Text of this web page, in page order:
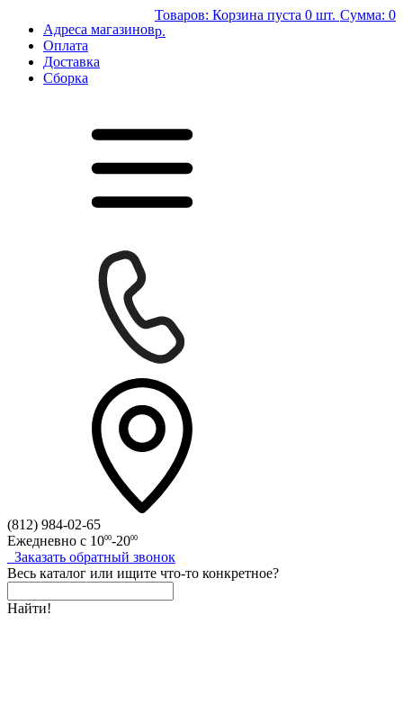
Адреса магазинов
Оплата
Доставка
Сборка
Товаров: Корзина пуста 0 шт. Сумма: 0
р.
(812) 984-02-65
Ежедневно с 1000-2000
Заказать обратный звонок
Весь каталог или ищите что-то конкретное?
Найти!